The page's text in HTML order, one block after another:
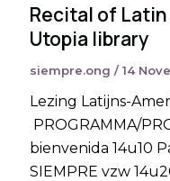
Recital of
Utopia library
siempre.ong /14
Lezing Latijns-
PROGRAMMA/
bienvenida 14u10
SIEMPRE vzw